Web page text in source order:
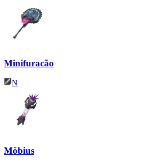
Minifuracão
N
Möbius